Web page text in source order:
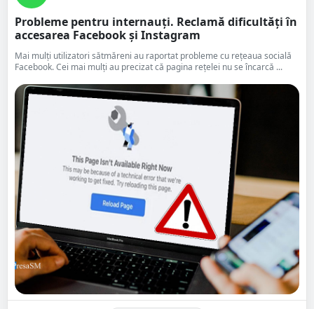
Probleme pentru internauți. Reclamă dificultăți în
accesarea Facebook și Instagram
Mai mulți utilizatori sătmăreni au raportat probleme cu rețeaua socială
Facebook. Cei mai mulți au precizat că pagina rețelei nu se încarcă ...